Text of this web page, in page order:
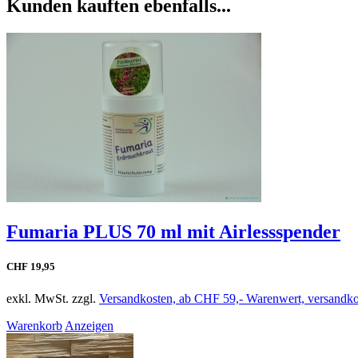
Kunden kauften ebenfalls...
Fumaria PLUS 70 ml mit Airlessspender
CHF 19,95
exkl. MwSt. zzgl. Versandkosten, ab CHF 59,- Warenwert,
Warenkorb Anzeigen